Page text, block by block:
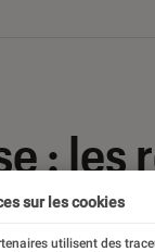
:
sur les cookies
utilisent des